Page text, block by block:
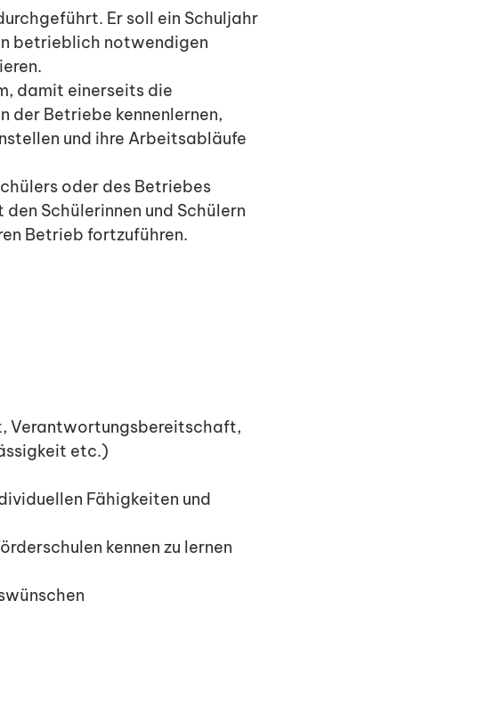
Er soll ein Schuljahr
betrieblich notwendigen
damit einerseits die
der Betriebe kennenlernen,
und ihre Arbeitsabläufe
oder des Betriebes
Schülerinnen und Schülern
Betrieb fortzuführen.
Verantwortungsbereitschaft,
etc.)
Fähigkeiten und
kennen zu lernen